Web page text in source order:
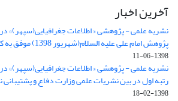
آخرین اخبار
نشریه علمی - پژوهشی « اطلاعات جغرافیایی(سپهر)»
پژوهش امام علی علیه السلام(شهریور 1398) موفق به کسب رتبه اول گردید.
1398-06-11
رتبه اول در بین نشریات علمی وزارت دفاع و
1398-02-18